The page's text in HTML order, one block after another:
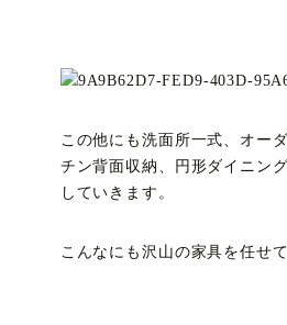
この他にも洗面所一式、オー
チン背面収納、円形ダイニン
していきます。
こんなにも沢山の家具を任せ